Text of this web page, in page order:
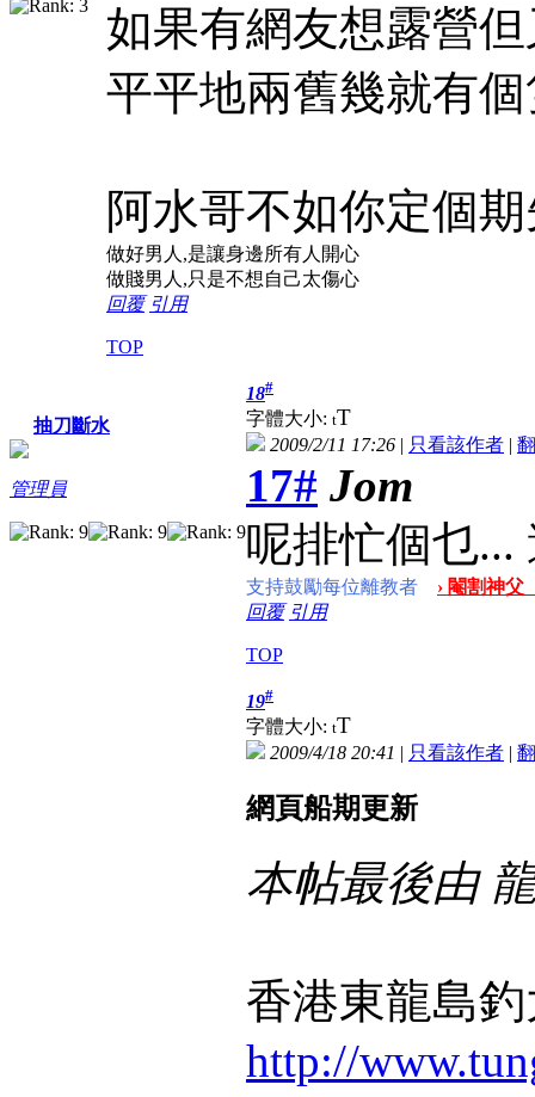
如果有網友想露營
平平地兩舊幾就有
阿水哥不如你定個
做好男人,是讓身邊所有人開心
做賤男人,只是不想自己太傷心
回覆 引用
TOP
抽刀斷水
管理員
18#
字體大小: tT
2009/2/11 17:26 | 只看該作者 |
17# Jom
呢排忙個乜...
支持鼓勵每位離教者
› 閹割神
回覆 引用
TOP
19#
字體大小: tT
2009/4/18 20:41 | 只看該作者 |
網頁船期更新
本帖最後由
香港東龍島
http://